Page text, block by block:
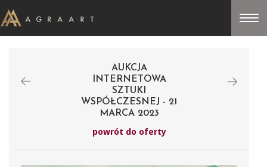
AUKCJA
INTERNETOWA
SZTUKI
WSPÓŁCZESNEJ - 21
MARCA 2023
powrót do oferty